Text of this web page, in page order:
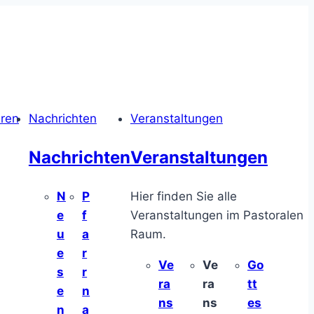
Nachrichten
Nachrichten
N
e
u
e
s
e
n
P
f
a
r
r
n
a
Veranstaltungen
Veranstaltungen
Hier finden Sie alle
Veranstaltungen im Pastoralen
Raum.
Ve
ra
ns
Ve
ra
ns
Go
tt
es